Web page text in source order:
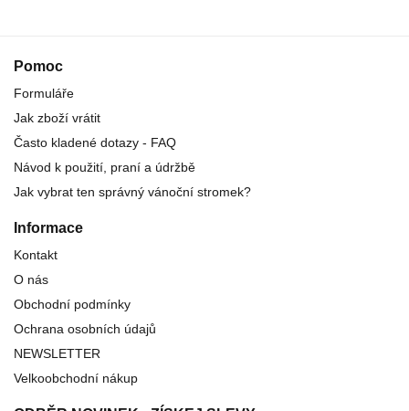
Pomoc
Formuláře
Jak zboží vrátit
Často kladené dotazy - FAQ
Návod k použití, praní a údržbě
Jak vybrat ten správný vánoční stromek?
Informace
Kontakt
O nás
Obchodní podmínky
Ochrana osobních údajů
NEWSLETTER
Velkoobchodní nákup